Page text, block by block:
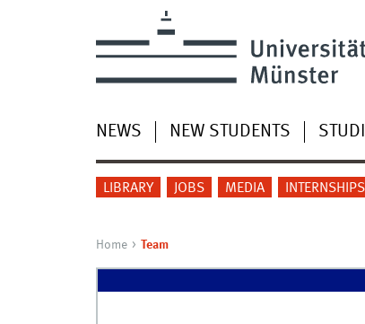
NEWS NEW STUDENTS
LIBRARY JOBS MEDIA INTERNSHIPS
Home Team